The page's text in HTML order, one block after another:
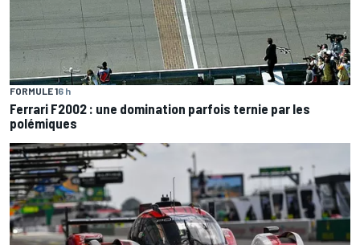
FORMULE 16 h
Ferrari F2002 : une domination parfois ternie par les
polémiques